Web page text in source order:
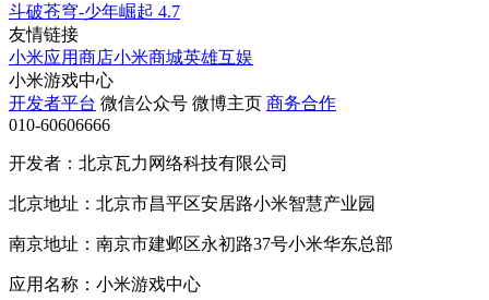
斗破苍穹-少年崛起 4.7
友情链接
小米应用商店小米商城英雄互娱
小米游戏中心
开发者平台 微信公众号 微博主页 商务合作
010-60606666
开发者：北京瓦力网络科技有限公司
北京地址：北京市昌平区安居路小米智慧产业园
南京地址：南京市建邺区永初路37号小米华东总部
应用名称：小米游戏中心